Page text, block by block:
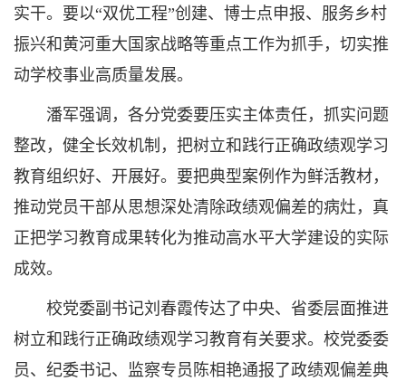
实干。要以“双优工程”创建、博士点申报、服务乡村
振兴和黄河重大国家战略等重点工作为抓手，切实推
动学校事业高质量发展。
潘军强调，各分党委要压实主体责任，抓实问题
整改，健全长效机制，把树立和践行正确政绩观学习
教育组织好、开展好。要把典型案例作为鲜活教材，
推动党员干部从思想深处清除政绩观偏差的病灶，真
正把学习教育成果转化为推动高水平大学建设的实际
成效。
校党委副书记刘春霞传达了中央、省委层面推进
树立和践行正确政绩观学习教育有关要求。校党委委
员、纪委书记、监察专员陈相艳通报了政绩观偏差典